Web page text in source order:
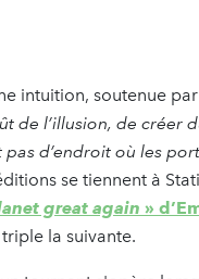
intuition, soutenue
de l’illusion, de créer
pas d’endroit où les
se tiennent à
great again »
la suivante.